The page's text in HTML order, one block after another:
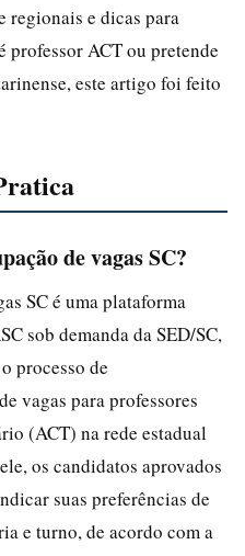
regionais e dicas para
professor ACT ou pretende
este artigo foi feito
de vagas SC?
SC é uma plataforma
sob demanda da SED/SC,
processo de
vagas para professores
(ACT) na rede estadual
os candidatos aprovados
suas preferências de
e turno, de acordo com a